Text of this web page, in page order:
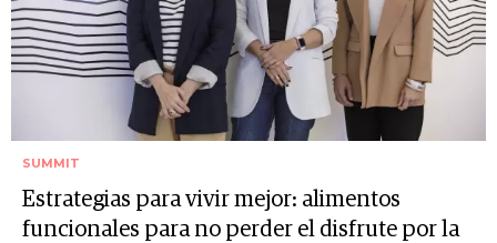
SUMMIT
Estrategias para vivir mejor: alimentos
funcionales para no perder el disfrute por la